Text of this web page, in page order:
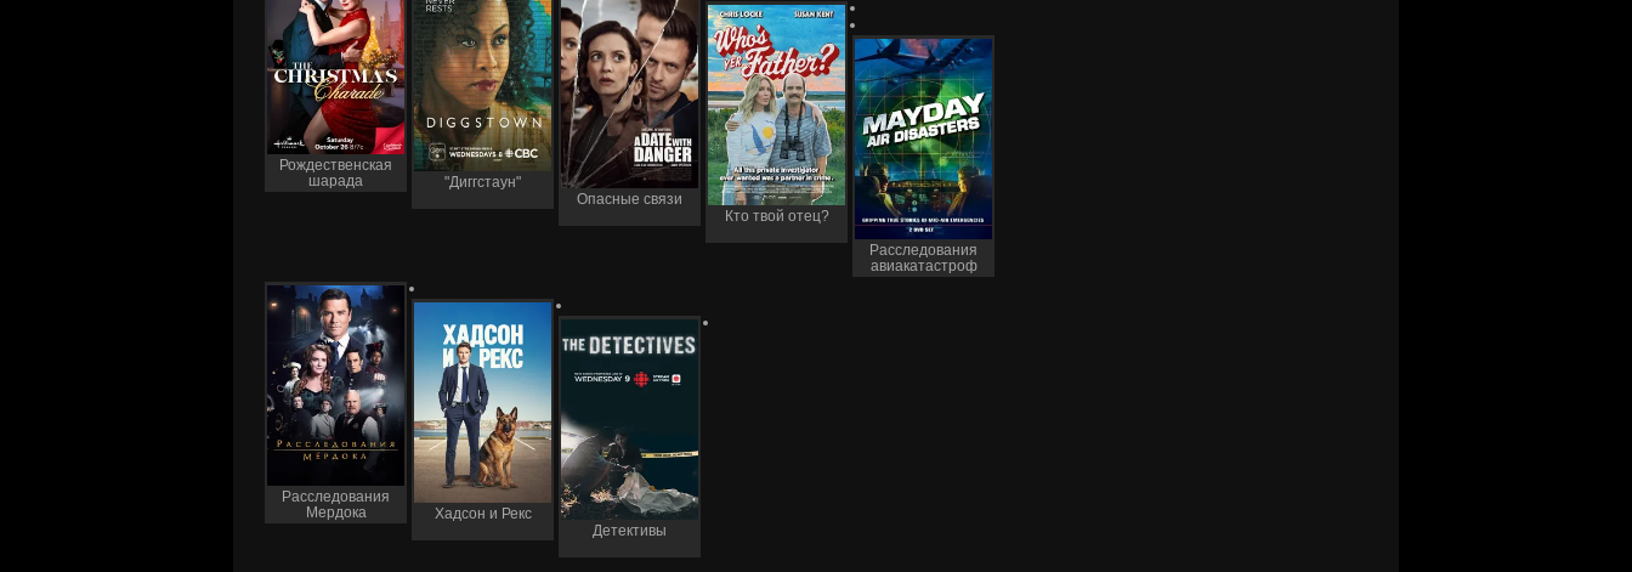
Рождественская
шарада
"Диггстаун"
Опасные связи
Кто твой отец?
Расследования
авиакатастроф
Расследования
Мердока
Хадсон и Рекс
Детективы